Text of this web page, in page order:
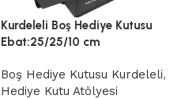
Kurdeleli Boş Hediye Kutusu
Ebat:25/25/10 cm
Boş Hediye Kutusu Kurdeleli,
Hediye Kutu Atölyesi